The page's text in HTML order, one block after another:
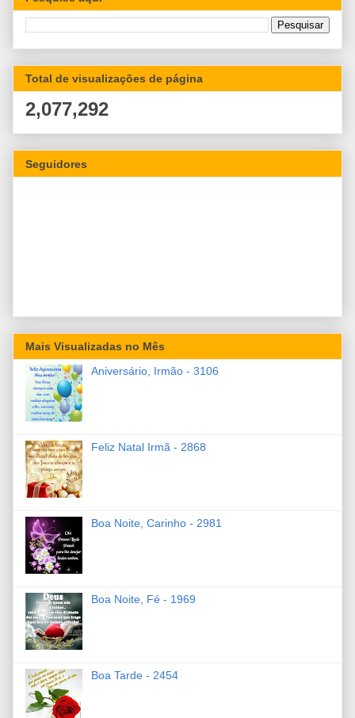
Total de visualizações de página
2,077,292
Seguidores
Mais Visualizadas no Mês
Aniversário, Irmão - 3106
Feliz Natal Irmã - 2868
Boa Noite, Carinho - 2981
Boa Noite, Fé - 1969
Boa Tarde - 2454